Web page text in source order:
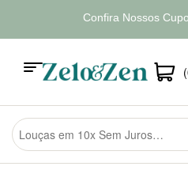
Confira Nossos